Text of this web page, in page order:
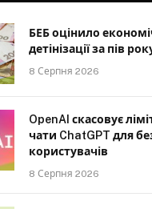
БЕБ оцінило
детінізації за пів
8 Серпня 2026
OpenAI скасовує
чати ChatGPT для
користувачів
8 Серпня 2026